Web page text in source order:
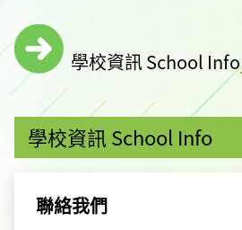
學校資訊 School Info
學校資訊 School Info
聯絡我們